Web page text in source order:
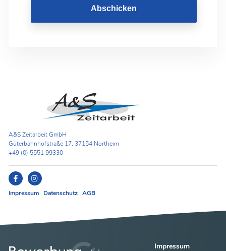
Abschicken
A&S Zeitarbeit GmbH
Güterbahnhofstraße 17, 37154 Northeim
+49 (0) 5551 99330
Impressum Datenschutz AGB
Impressum